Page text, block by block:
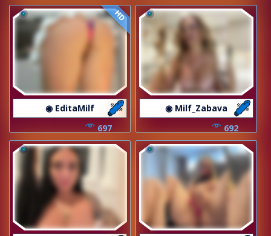
HD
◉ EditaMilf
697
◉ Milf_Zabava
692